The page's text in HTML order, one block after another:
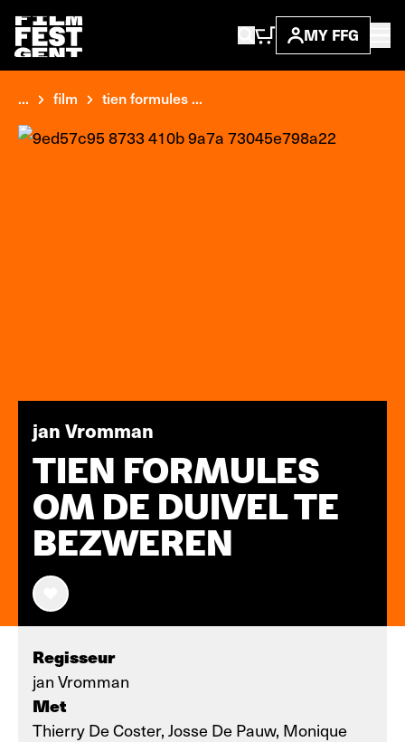
MY FFG
... film tien formules ...
jan Vromman
TIEN FORMULES
OM DE DUIVEL TE
BEZWEREN
Regisseur
jan Vromman
Met
Thierry De Coster, Josse De Pauw, Monique